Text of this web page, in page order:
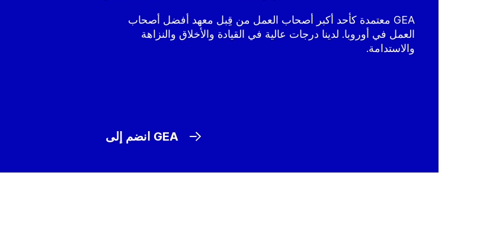
GEA معتمدة كأحد أكبر أصحاب العمل من قِبل معهد أفضل أصحاب
العمل في أوروبا. لدينا درجات عالية في القيادة والأخلاق والنزاهة
والاستدامة.
انضم إلى GEA